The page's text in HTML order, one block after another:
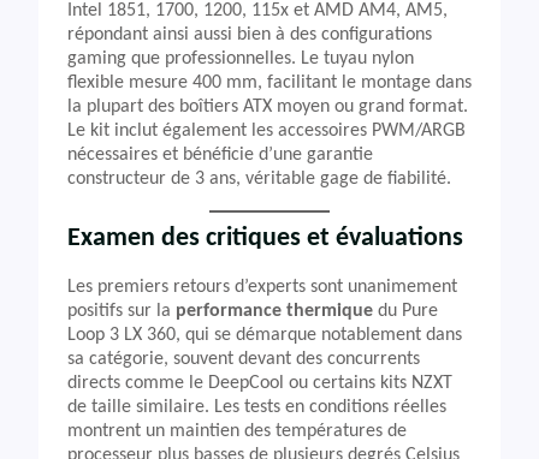
Intel 1851, 1700, 1200, 115x et AMD AM4, AM5,
répondant ainsi aussi bien à des configurations
gaming que professionnelles. Le tuyau nylon
flexible mesure 400 mm, facilitant le montage dans
la plupart des boîtiers ATX moyen ou grand format.
Le kit inclut également les accessoires PWM/ARGB
nécessaires et bénéficie d’une garantie
constructeur de 3 ans, véritable gage de fiabilité.
Examen des critiques et évaluations
Les premiers retours d’experts sont unanimement
positifs sur la performance thermique du Pure
Loop 3 LX 360, qui se démarque notablement dans
sa catégorie, souvent devant des concurrents
directs comme le DeepCool ou certains kits NZXT
de taille similaire. Les tests en conditions réelles
montrent un maintien des températures de